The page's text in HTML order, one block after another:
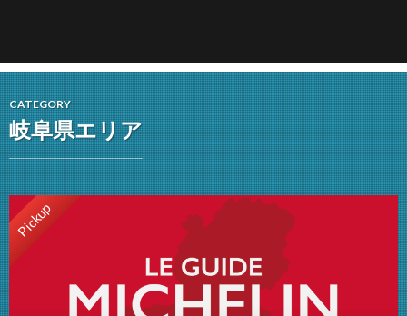
CATEGORY
岐阜県エリア
Pickup